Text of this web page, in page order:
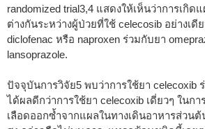
randomized trial3,4 แสดงให้เห็นว่าการเกิด
ต่างกันระหว่างผู้ป่วยที่ใช้ celecosib อย่างเดี
diclofenac หรือ naproxen ร่วมกับยา
lansoprazole.
ปัจจุบันการวิจัย5 พบว่าการใช้ยา celecoxib
ได้ผลดีกว่าการใช้ยา celecoxib เดี่ยวๆ ในกา
เลือดออกซ้ำจากแผลในทางเดินอาหารส่วน